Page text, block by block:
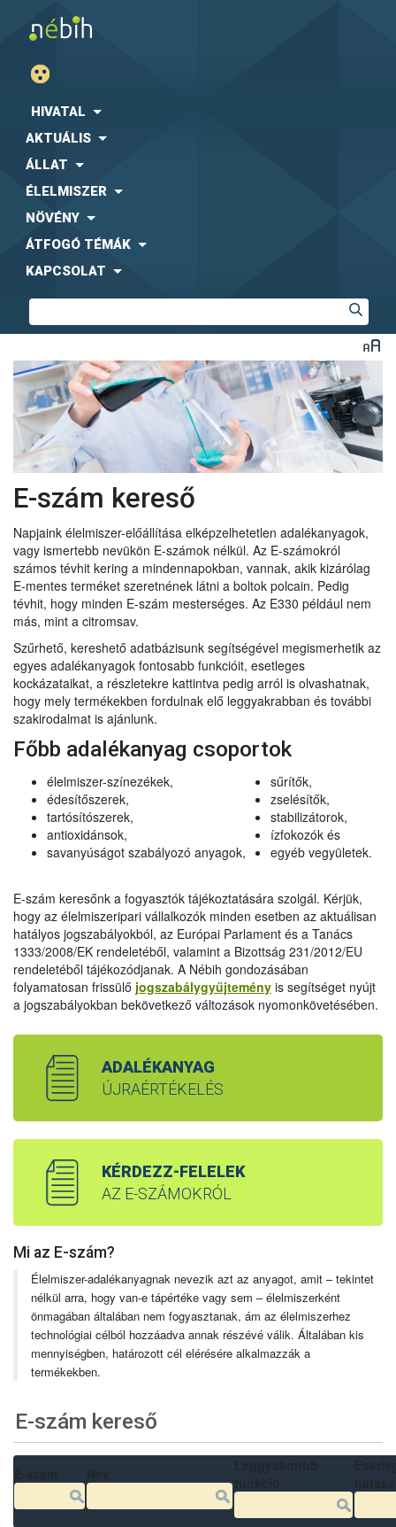
HIVATAL
AKTUÁLIS
ÁLLAT
ÉLELMISZER
NÖVÉNY
ÁTFOGÓ TÉMÁK
KAPCSOLAT
E-szám kereső
Napjaink élelmiszer-előállítása elképzelhetetlen adalékanyagok,
vagy ismertebb nevükön E-számok nélkül. Az E-számokról
számos tévhit kering a mindennapokban, vannak, akik kizárólag
E-mentes terméket szeretnének látni a boltok polcain. Pedig
tévhit, hogy minden E-szám mesterséges. Az E330 például nem
más, mint a citromsav.
Szűrhető, kereshető adatbázisunk segítségével megismerhetik az
egyes adalékanyagok fontosabb funkcióit, esetleges
kockázataikat, a részletekre kattintva pedig arról is olvashatnak,
hogy mely termékekben fordulnak elő leggyakrabban és további
szakirodalmat is ajánlunk.
Főbb adalékanyag csoportok
élelmiszer-színezékek,
édesítőszerek,
tartósítószerek,
antioxidánsok,
savanyúságot szabályozó anyagok,
sűrítők,
zselésítők,
stabilizátorok,
ízfokozók és
egyéb vegyületek.
E-szám keresőnk a fogyasztók tájékoztatására szolgál. Kérjük,
hogy az élelmiszeripari vállalkozók minden esetben az aktuálisan
hatályos jogszabályokból, az Európai Parlament és a Tanács
1333/2008/EK rendeletéből, valamint a Bizottság 231/2012/EU
rendeletéből tájékozódjanak. A Nébih gondozásában
folyamatosan frissülő jogszabálygyűjtemény is segítséget nyújt
a jogszabályokban bekövetkező változások nyomonkövetésében.
ADALÉKANYAG
ÚJRAÉRTÉKELÉS
KÉRDEZZ-FELELEK
AZ E-SZÁMOKRÓL
Mi az E-szám?
Élelmiszer-adalékanyagnak nevezik azt az anyagot, amit – tekintet
nélkül arra, hogy van-e tápértéke vagy sem – élelmiszerként
önmagában általában nem fogyasztanak, ám az élelmiszerhez
technológiai célból hozzáadva annak részévé válik. Általában kis
mennyiségben, határozott cél elérésére alkalmazzák a
termékekben.
E-szám kereső